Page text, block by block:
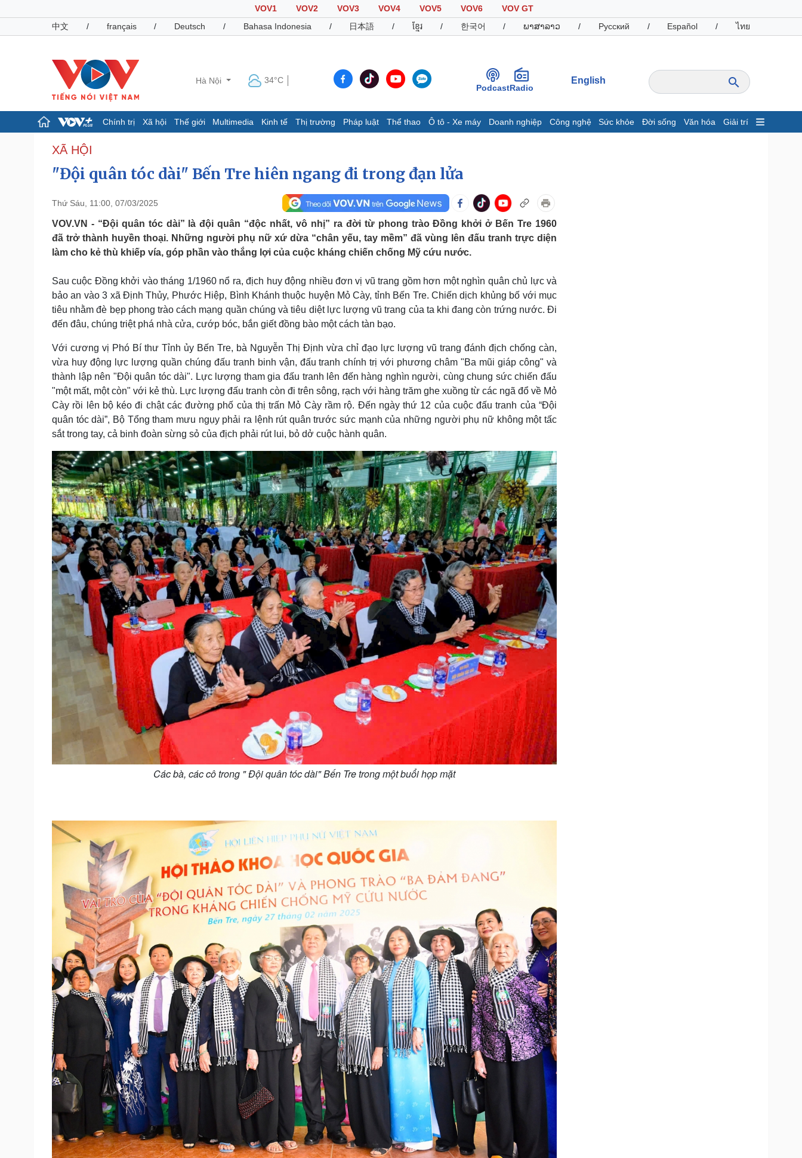
VOV1 VOV2 VOV3 VOV4 VOV5 VOV6
VOV GT
中文
/ français / Deutsch / Bahasa Indonesia / 日本語 / ខ្មែរ / 한국어 / ພາສາລາວ / Русский / Español / ไทย
Hà Nội 34°C
PodcastRadio
English
Chính trị Xã hội Thế giới Multimedia Kinh tế Thị trường Pháp luật Thể thao Ô tô - Xe máy Doanh nghiệp Công nghệ Sức khỏe Đời sống Văn hóa Giải trí
Chính trị
Tổ chức nhân sự
Nhận diện sự thật
Dự báo thời tiết
Biển đảo
Cuộc sống đó đây
Ảnh
Infographic
Pháp luật
Tư vấn luật
Quân sự - Quốc phòng
Phân tích
Thể thao
Thế giới thể thao
eSports
Hậu trường
Ô tô - Xe máy
Tư vấn
Doanh nghiệp
Doanh nhân
Vì cộng đồng
Dinh dưỡng - món ngon
Cây thuốc
Sản phụ khoa
Nhi khoa
Nam khoa
Làm đẹp - giảm cân
Phòng mạch online
Ăn sạch sống khỏe
Nhà đẹp
Blog
Tình yêu - Gia đình
Sân khấu - Điện ảnh
Văn học
Âm nhạc
Di sản
Nghệ sĩ
Thời trang
Sao Việt
Tư vấn
Săn Tour
check-in
Cải chính
XÃ HỘI
"Đội quân tóc dài" Bến Tre hiên ngang đi trong đạn lửa
Thứ Sáu, 11:00, 07/03/2025
VOV.VN - “Đội quân tóc dài” là đội quân “độc nhất, vô nhị” ra đời từ phong trào Đồng khởi ở Bến Tre 1960
đã trở thành huyền thoại. Những người phụ nữ xứ dừa “chân yếu, tay mềm” đã vùng lên đấu tranh trực diện
làm cho kẻ thù khiếp vía, góp phần vào thắng lợi của cuộc kháng chiến chống Mỹ cứu nước.
Sau cuộc Đồng khởi vào tháng 1/1960 nổ ra, địch huy động nhiều đơn vị vũ trang gồm hơn một nghìn quân chủ lực và
bảo an vào 3 xã Định Thủy, Phước Hiệp, Bình Khánh thuộc huyện Mỏ Cày, tỉnh Bến Tre. Chiến dịch khủng bố với mục
tiêu nhằm đè bẹp phong trào cách mạng quần chúng và tiêu diệt lực lượng vũ trang của ta khi đang còn trứng nước. Đi
đến đâu, chúng triệt phá nhà cửa, cướp bóc, bắn giết đồng bào một cách tàn bạo.
Với cương vị Phó Bí thư Tỉnh ủy Bến Tre, bà Nguyễn Thị Định vừa chỉ đạo lực lượng vũ trang đánh địch chống càn,
vừa huy động lực lượng quần chúng đấu tranh binh vận, đấu tranh chính trị với phương châm "Ba mũi giáp công" và
thành lập nên "Đội quân tóc dài". Lực lượng tham gia đấu tranh lên đến hàng nghìn người, cùng chung sức chiến đấu
"một mất, một còn" với kẻ thù. Lực lượng đấu tranh còn đi trên sông, rạch với hàng trăm ghe xuồng từ các ngã đổ về Mỏ
Cày rồi lên bộ kéo đi chật các đường phố của thị trấn Mỏ Cày rầm rộ. Đến ngày thứ 12 của cuộc đấu tranh của “Đội
quân tóc dài”, Bộ Tổng tham mưu ngụy phải ra lệnh rút quân trước sức mạnh của những người phụ nữ không một tấc
sắt trong tay, cả binh đoàn sừng sỏ của địch phải rút lui, bỏ dở cuộc hành quân.
Các bà, các cô trong " Đội quân tóc dài" Bến Tre trong một buổi họp mặt